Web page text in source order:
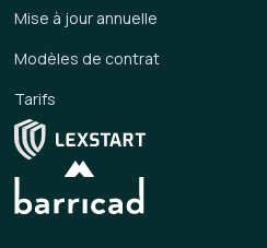
Mise à jour annuelle
Modèles de contrat
Tarifs